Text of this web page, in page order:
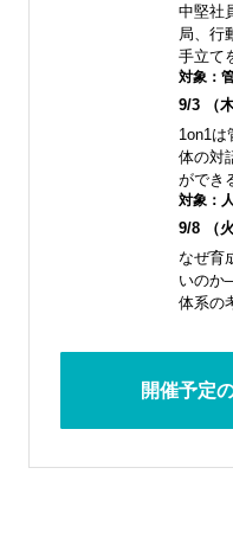
中堅社
局、行
手立て
対象：
9/3 （
1on1
体の対
ができ
対象：
9/8 （
なぜ育
いのか
体系の
開催予定